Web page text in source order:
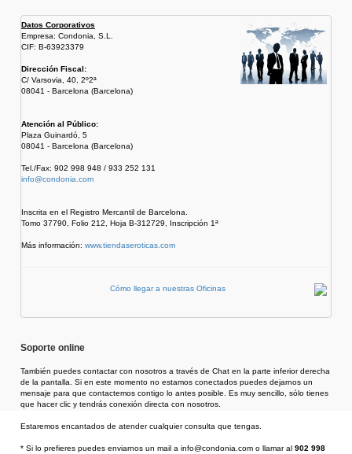
Datos Corporativos
Empresa: Condonia, S.L.
CIF: B-63923379
Dirección Fiscal:
C/ Varsovia, 40, 2º2ª
08041 - Barcelona (Barcelona)
Atención al Público:
Plaza Guinardó, 5
08041 - Barcelona (Barcelona)
Tel./Fax: 902 998 948 / 933 252 131
info@condonia.com
Inscrita en el Registro Mercantil de Barcelona.
Tomo 37790, Folio 212, Hoja B-312729, Inscripción 1ª
Más información: www.tiendaseroticas.com
Cómo llegar a nuestras Oficinas
Soporte online
También puedes contactar con nosotros a través de Chat en la parte inferior derecha
de la pantalla. Si en este momento no estamos conectados puedes dejarnos un
mensaje para que contactemos contigo lo antes posible. Es muy sencillo, sólo tienes
que hacer clic y tendrás conexión directa con nosotros.
Estaremos encantados de atender cualquier consulta que tengas.
* Si lo prefieres puedes enviarnos un mail a info@condonia.com o llamar al 902 998